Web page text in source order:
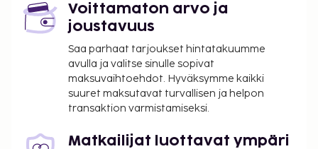
Voittamaton arvo ja
joustavuus
Saa parhaat tarjoukset hintatakuumme
avulla ja valitse sinulle sopivat
maksuvaihtoehdot. Hyväksymme kaikki
suuret maksutavat turvallisen ja helpon
transaktion varmistamiseksi.
Matkailijat luottavat ympäri